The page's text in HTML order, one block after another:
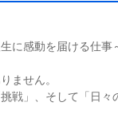
に感動を届ける仕事
ません。
戦」、そして「日々